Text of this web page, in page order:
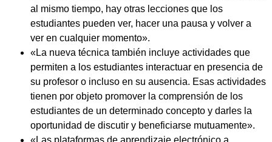
al mismo tiempo, hay otras lecciones que los
estudiantes pueden ver, hacer una pausa y volver a
ver en cualquier momento».
«La nueva técnica también incluye actividades que
permiten a los estudiantes interactuar en presencia de
su profesor o incluso en su ausencia. Esas actividades
tienen por objeto promover la comprensión de los
estudiantes de un determinado concepto y darles la
oportunidad de discutir y beneficiarse mutuamente».
«Las plataformas de aprendizaje electrónico a